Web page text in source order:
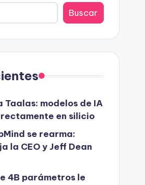
Buscar
Taalas: modelos de IA
en silicio
se rearma:
la CEO y Jeff Dean
4B parámetros le